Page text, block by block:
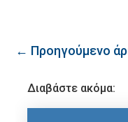
← Προηγούμενο
Διαβάστε ακόμα: